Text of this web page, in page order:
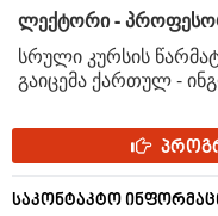
ლექტორი -
სრული კურსის
გაიცემა ქართულ -
საკონტაკტო